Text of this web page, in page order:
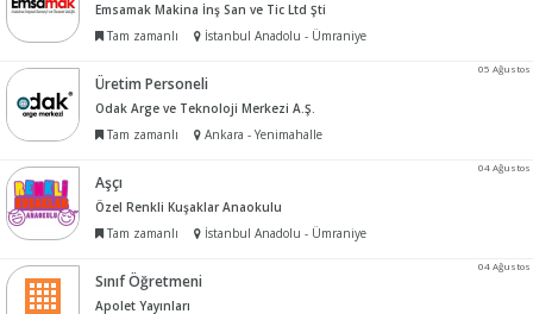
Emsamak Makina İnş San ve Tic Ltd Şti
Tam zamanlı
İstanbul Anadolu - Ümraniye
05 Ağustos
Üretim Personeli
Odak Arge ve Teknoloji Merkezi A.Ş.
Tam zamanlı
Ankara - Yenimahalle
04 Ağustos
Aşçı
Özel Renkli Kuşaklar Anaokulu
Tam zamanlı
İstanbul Anadolu - Ümraniye
04 Ağustos
Sınıf Öğretmeni
Apolet Yayınları